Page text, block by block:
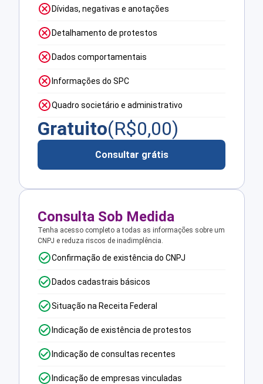
Dívidas, negativas e anotações
Detalhamento de protestos
Dados comportamentais
Informações do SPC
Quadro societário e administrativo
Gratuito(R$0,00)
Consultar grátis
Consulta Sob Medida
Tenha acesso completo a todas as informações sobre um
CNPJ e reduza riscos de inadimplência.
Confirmação de existência do CNPJ
Dados cadastrais básicos
Situação na Receita Federal
Indicação de existência de protestos
Indicação de consultas recentes
Indicação de empresas vinculadas